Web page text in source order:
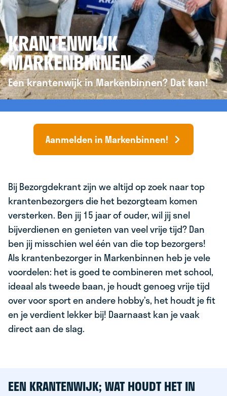
KRANTENWIJK
MARKENBINNEN
Een krantenwijk in Markenbinnen? Dat kan!
Aanmelden in Markenbinnen!
Bij Bezorgdekrant zijn we altijd op zoek naar top
krantenbezorgers die het bezorgteam komen
versterken. Ben jij 15 jaar of ouder, wil jij snel
bijverdienen en genieten van veel vrije tijd? Dan
ben jij misschien wel één van die top bezorgers!
Als krantenbezorger in Markenbinnen heb je vele
voordelen: het is goed te combineren met school,
ideaal als tweede baan, je houdt genoeg vrije tijd
over voor sport en andere hobby’s, het houdt je fit
en je verdient lekker bij! Daarnaast kan je vaak
direct aan de slag.
EEN KRANTENWIJK; WAT HOUDT HET IN